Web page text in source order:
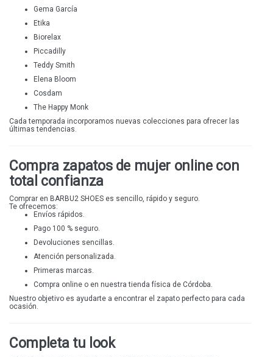
Gema García
Etika
Biorelax
Piccadilly
Teddy Smith
Elena Bloom
Cosdam
The Happy Monk
Cada temporada incorporamos nuevas colecciones para ofrecer las
últimas tendencias.
Compra zapatos de mujer online con
total confianza
Comprar en BARBU2 SHOES es sencillo, rápido y seguro.
Te ofrecemos:
Envíos rápidos.
Pago 100 % seguro.
Devoluciones sencillas.
Atención personalizada.
Primeras marcas.
Compra online o en nuestratienda física de Córdoba.
Nuestro objetivo es ayudarte a encontrar el zapato perfecto para cada
ocasión.
Completa tu look